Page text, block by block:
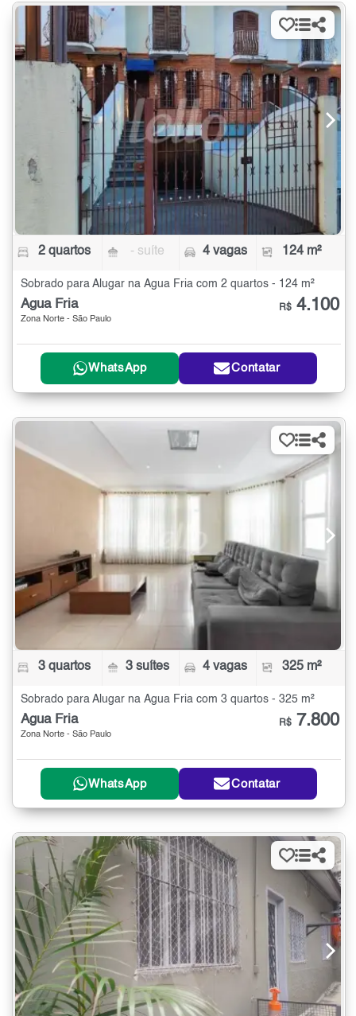
2 quartos - suíte 4 vagas 124 m²
Sobrado para Alugar na Água Fria com 2 quartos - 124 m²
Água Fria
Zona Norte - São Paulo
R$ 4.100
WhatsApp Contatar
3 quartos 3 suítes 4 vagas 325 m²
Sobrado para Alugar na Água Fria com 3 quartos - 325 m²
Água Fria
Zona Norte - São Paulo
R$ 7.800
WhatsApp Contatar